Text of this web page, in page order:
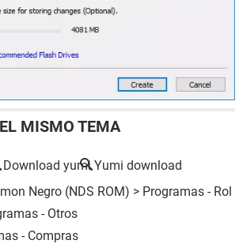
MISMO TEMA
Download yumi Yumi download
Negro (NDS ROM) > Programas - Rol
- Otros
- Compras